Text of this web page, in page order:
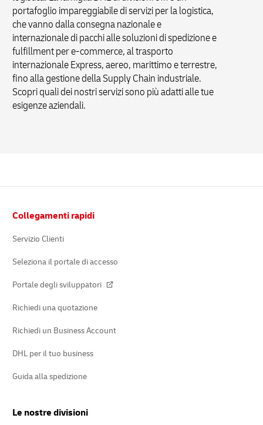
portafoglio impareggiabile di servizi per la logistica,
che vanno dalla consegna nazionale e
internazionale di pacchi alle soluzioni di spedizione e
fulfillment per e-commerce, al trasporto
internazionale Express, aereo, marittimo e terrestre,
fino alla gestione della Supply Chain industriale.
Scopri quali dei nostri servizi sono più adatti alle tue
esigenze aziendali.
di
Collegamenti rapidi
Servizio Clienti
Seleziona il portale di accesso
Portale degli sviluppatori
Richiedi una quotazione
Richiedi un Business Account
DHL per il tuo business
Guida alla spedizione
Le nostre divisioni